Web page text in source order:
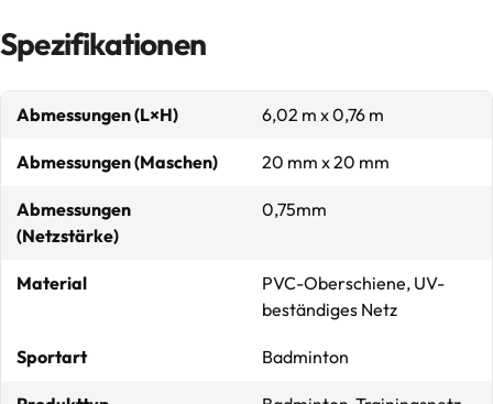
Spezifikationen
Abmessungen (L×H) 6,02 m x 0,76 m
Abmessungen (Maschen) 20 mm x 20 mm
Abmessungen
(Netzstärke)
0,75mm
Material
PVC-Oberschiene, UV-
beständiges Netz
Sportart Badminton